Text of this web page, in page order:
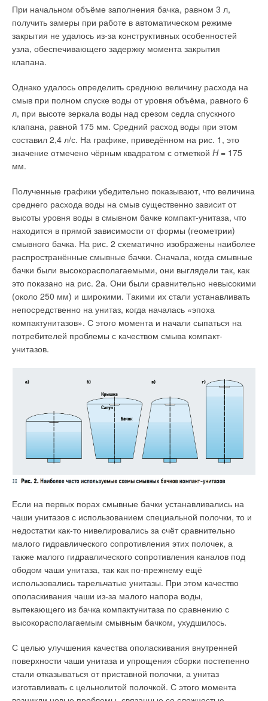
При начальном объёме заполнения бачка, равном 3 л,
получить замеры при работе в автоматическом режиме
закрытия не удалось из-за конструктивных особенностей
узла, обеспечивающего задержку момента закрытия
клапана.
Однако удалось определить среднюю величину расхода на
смыв при полном спуске воды от уровня объёма, равного 6
л, при высоте зеркала воды над срезом седла спускного
клапана, равной 175 мм. Средний расход воды при этом
составил 2,4 л/с. На графике, приведённом на рис. 1, это
значение отмечено чёрным квадратом с отметкой H = 175
мм.
Полученные графики убедительно показывают, что величина
среднего расхода воды на смыв существенно зависит от
высоты уровня воды в смывном бачке компакт-унитаза, что
находится в прямой зависимости от формы (геометрии)
смывного бачка. На рис. 2 схематично изображены наиболее
распространённые смывные бачки. Сначала, когда смывные
бачки были высокорасполагаемыми, они выглядели так, как
это показано на рис. 2а. Они были сравнительно невысокими
(около 250 мм) и широкими. Такими их стали устанавливать
непосредственно на унитаз, когда началась «эпоха
компактунитазов». С этого момента и начали сыпаться на
потребителей проблемы с качеством смыва компакт-
унитазов.
Если на первых порах смывные бачки устанавливались на
чаши унитазов с использованием специальной полочки, то и
недостатки как-то нивелировались за счёт сравнительно
малого гидравлического сопротивления этих полочек, а
также малого гидравлического сопротивления каналов под
ободом чаши унитаза, так как по-прежнему ещё
использовались тарельчатые унитазы. При этом качество
ополаскивания чаши из-за малого напора воды,
вытекающего из бачка компактунитаза по сравнению с
высокорасполагаемым смывным бачком, ухудшилось.
С целью улучшения качества ополаскивания внутренней
поверхности чаши унитаза и упрощения сборки постепенно
стали отказываться от приставной полочки, а унитаз
изготавливать с цельнолитой полочкой. С этого момента
стандартам, чтобы избежать повреждения современных
электронных приборов, таких как компьютеры, мобильные
телефоны и прочее телекоммуникационное оборудование.
Поэтому трансформатор в составе установки используется
для разъединения системы выработки от системы
й гарантии обеспечения соответствующего напряжения и
тока для работы потребляющего оборудования.
«Главное преимущество установок KSB с насосами в
турбинном режиме является электронное управление
генератором, — продолжает Ленар Форпаль. — В других
гидроэнергетических установках, как правило,
итоге дороже и в некоторых случаях недостаточно
надёжно. Вторые также менее приспособлены
оперативно реагировать на изменения условий
эксплуатации, например, изменение геодезического
напора, и быстро осуществлять корректировку работы
турбины. При использовании двух преобразователей
частоты можно контролировать производительность
генератора, чтобы обеспечить производство
электроэнергии в соответствии с потребностью и
нагрузкой. Поскольку генератор всегда работает с
максимальным КПД, гидроэнергетическая установка KSB
практически не зависит от изменения объёмного
расхода».
гидроэнергетических установок, а это около 3000 насосных
агрегатов в турбинном режиме. Ленар Форпаль так говорит о
дальнейших перспективах: «
Залог успеха наших установок
заключается в их надёжности. По оценке специалистов,
основными потребителями данного продукта могут
стать страны Африки, Южная Америка, а также регионы
стран Европы с децентрализованной системой
электроснабжения. Мы намерены построить
Руанде, где нет надёжных источников электроснабжения.
Уже сконструированный прототип установки
обеспечивает 40 киловатт электроэнергии, чего
достаточно для электрификации сельского поселения
В Российской Федерации программам развития малой
гидроэнергетики в настоящее время уделяют всё больше
внимания. Это обусловлено не только резким повышением
стоимости энергоносителей, но и ужесточением требований
к охране окружающей среды, сельскохозяйственным и
необходимостью их электрификации, трудностями с
финансированием освоения крупных водотоков,
совершенствованием технологии проектирования,
строительства и эксплуатации малых ГЭС. В этом случае